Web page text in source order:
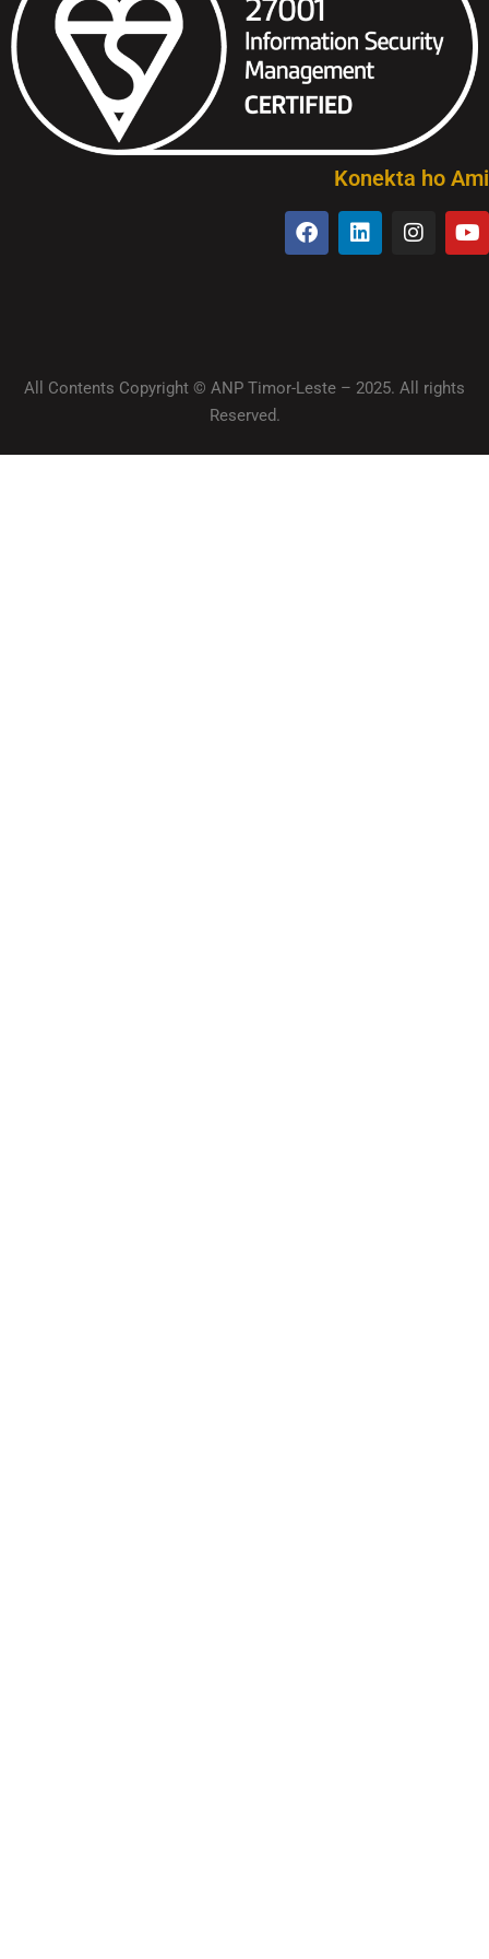
Konekta ho Ami
All Contents Copyright © ANP Timor-Leste – 2025. All rights
Reserved.